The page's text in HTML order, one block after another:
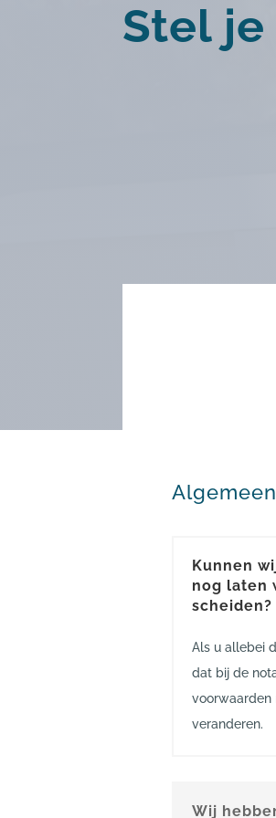
Stel
Kunnen
nog laten
scheiden?
Als u allebei
dat bij de
voorwaarden
veranderen.
Wij